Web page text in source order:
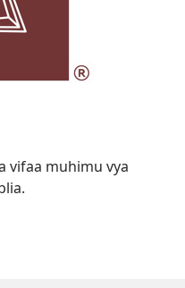
vifaa muhimu vya